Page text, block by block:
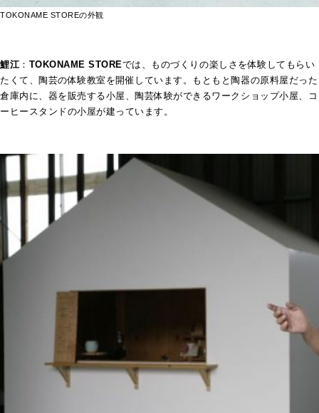
TOKONAME STOREの外観
鯉江 ： TOKONAME STOREでは、ものづくりの楽しさを体験してもらい
たくて、陶芸の体験教室を開催しています。もともと陶器の原料屋だった
倉庫内に、器を販売する小屋、陶芸体験ができるワークショップ小屋、コ
ーヒースタンドの小屋が建っています。